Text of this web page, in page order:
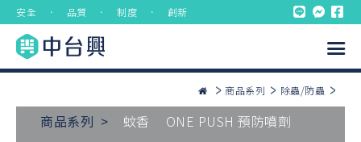
安全 ． 品質 ． 制度 ． 創新
商品系列 除蟲/防蟲
商品系列 > 蚊香
ONE PUSH 預防噴劑